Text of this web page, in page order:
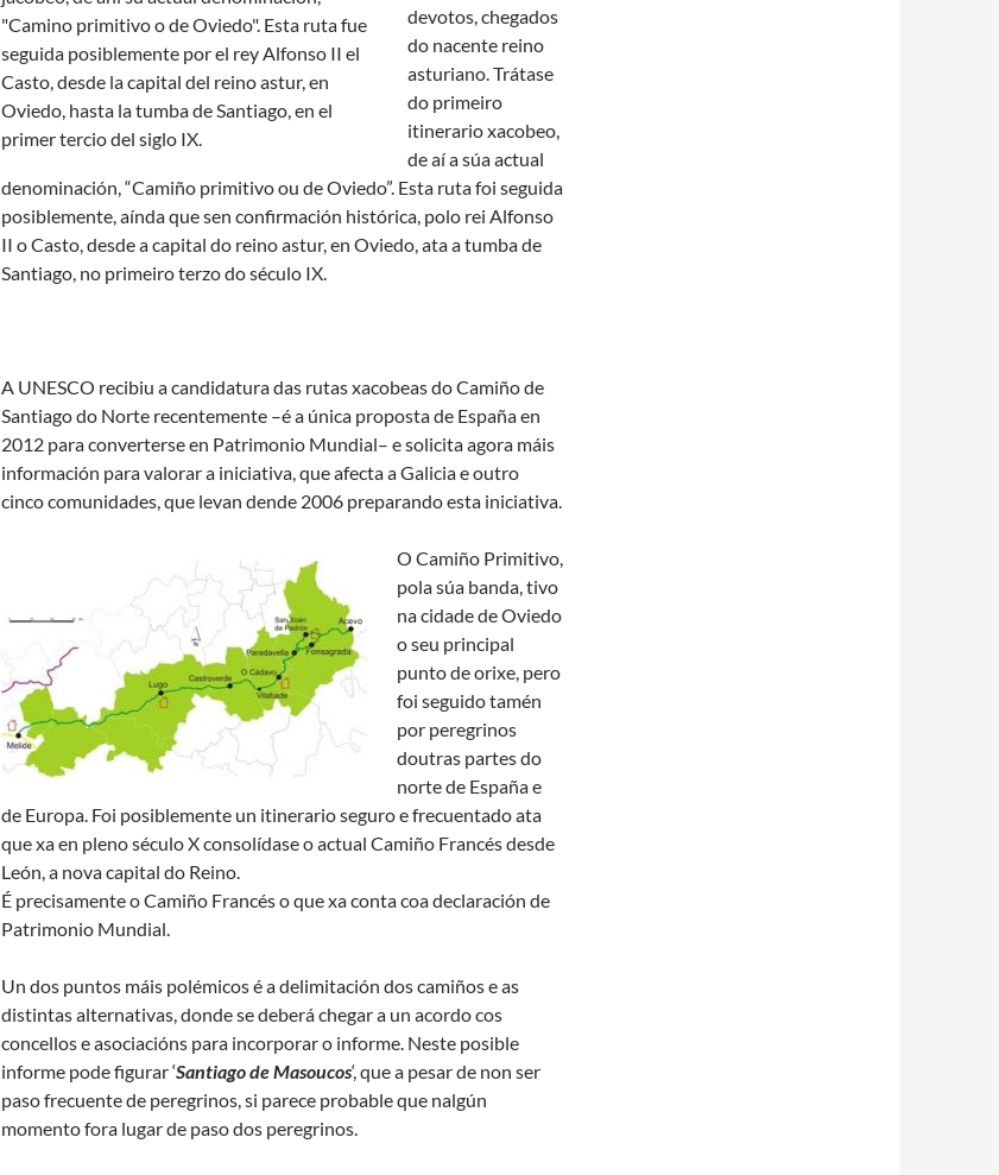
devotos, chegados
do nacente reino
asturiano. Trátase
do primeiro
itinerario xacobeo,
de aí a súa actual
denominación, “Camiño primitivo ou de Oviedo”. Esta ruta foi seguida
posiblemente, aínda que sen confirmación histórica, polo rei Alfonso
II o Casto, desde a capital do reino astur, en Oviedo, ata a tumba de
Santiago, no primeiro terzo do século IX.
A UNESCO recibiu a candidatura das rutas xacobeas do Camiño de
Santiago do Norte recentemente –é a única proposta de España en
2012 para converterse en Patrimonio Mundial– e solicita agora máis
información para valorar a iniciativa, que afecta a Galicia e outro
cinco comunidades, que levan dende 2006 preparando esta iniciativa.
O Camiño Primitivo,
pola súa banda, tivo
na cidade de Oviedo
o seu principal
punto de orixe, pero
foi seguido tamén
por peregrinos
doutras partes do
norte de España e
de Europa. Foi posiblemente un itinerario seguro e frecuentado ata
que xa en pleno século X consolídase o actual Camiño Francés desde
León, a nova capital do Reino.
É precisamente o Camiño Francés o que xa conta coa declaración de
Patrimonio Mundial.
Un dos puntos máis polémicos é a delimitación dos camiños e as
distintas alternativas, donde se deberá chegar a un acordo cos
concellos e asociacións para incorporar o informe. Neste posible
informe pode figurar ‘Santiago de Masoucos‘, que a pesar de non ser
paso frecuente de peregrinos, si parece probable que nalgún
momento fora lugar de paso dos peregrinos.